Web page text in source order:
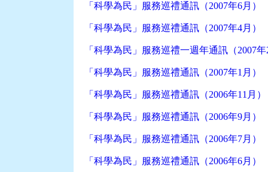
「科學為民」服務巡禮通訊（2007年6月）
「科學為民」服務巡禮通訊（2007年4月）
「科學為民」服務巡禮一週年通訊（2007
「科學為民」服務巡禮通訊（2007年1月）
「科學為民」服務巡禮通訊（2006年11月）
「科學為民」服務巡禮通訊（2006年9月）
「科學為民」服務巡禮通訊（2006年7月）
「科學為民」服務巡禮通訊（2006年6月）